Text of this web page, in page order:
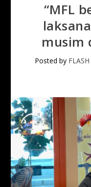
“MFL
musim
Posted by